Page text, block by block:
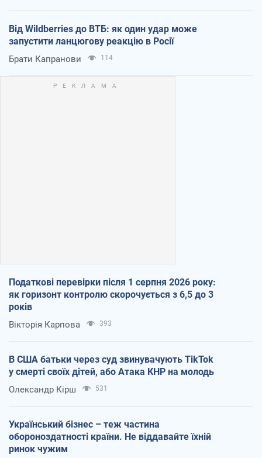
Від Wildberries до ВТБ: як один удар може
запустити ланцюгову реакцію в Росії
Брати Капранови 114
Податкові перевірки після 1 серпня 2026 року:
як горизонт контролю скорочується з 6,5 до 3
років
Вікторія Карпова 393
В США батьки через суд звинувачують TikTok
у смерті своїх дітей, або Атака КНР на молодь
Олександр Кірш 531
Український бізнес – теж частина
обороноздатності країни. Не віддавайте їхній
ринок чужим